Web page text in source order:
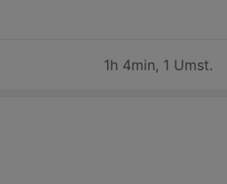
1h 4min, 1 Umst.